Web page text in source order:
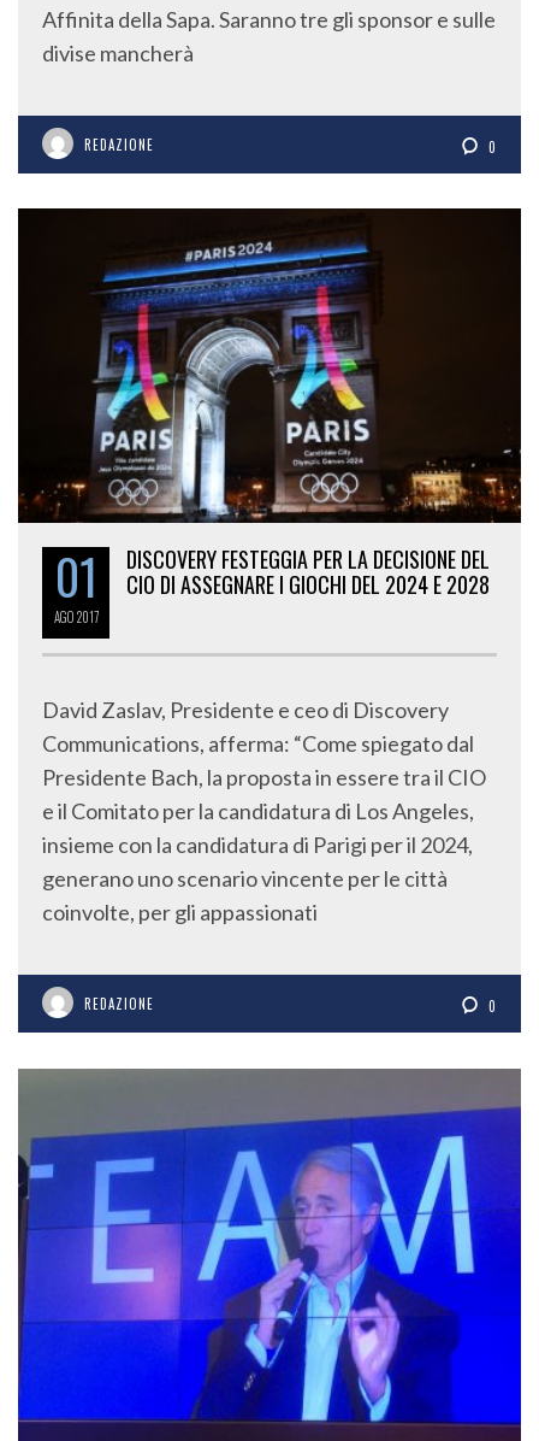
Affinita della Sapa. Saranno tre gli sponsor e sulle
divise mancherà
REDAZIONE 0
01
AGO2017
DISCOVERY FESTEGGIA PER LA DECISIONE DEL
CIO DI ASSEGNARE I GIOCHI DEL 2024 E 2028
David Zaslav, Presidente e ceo di Discovery
Communications, afferma: “Come spiegato dal
Presidente Bach, la proposta in essere tra il CIO
e il Comitato per la candidatura di Los Angeles,
insieme con la candidatura di Parigi per il 2024,
generano uno scenario vincente per le città
coinvolte, per gli appassionati
REDAZIONE 0